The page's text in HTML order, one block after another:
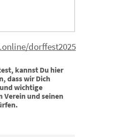
leer.
dorffest2025
kannst Du hier
dass wir Dich
wichtige
Verein und seinen